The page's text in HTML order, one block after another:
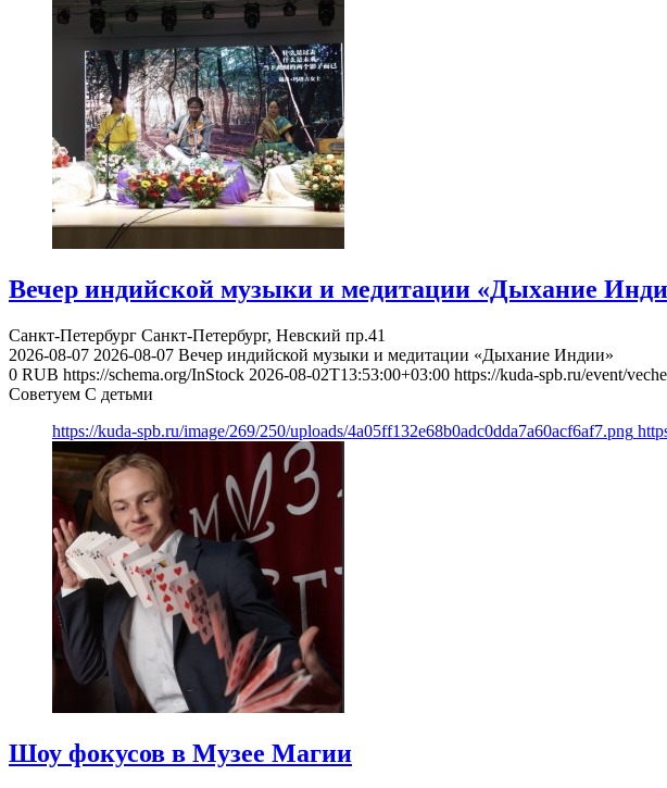
Вечер индийской музыки и медитации «Дыхание
Санкт-Петербург Санкт-Петербург, Невский пр.41
2026-08-07 2026-08-07 Вечер индийской музыки и медитации «Дыхание Индии»
0 RUB https://schema.org/InStock 2026-08-02T13:53:00+03:00 https://kuda-spb.ru/event/
Советуем С детьми
https://kuda-spb.ru/image/269/250/uploads/4a05ff132e68b0adc0dda7a60acf6af7.png
Шоу фокусов в Музее Магии